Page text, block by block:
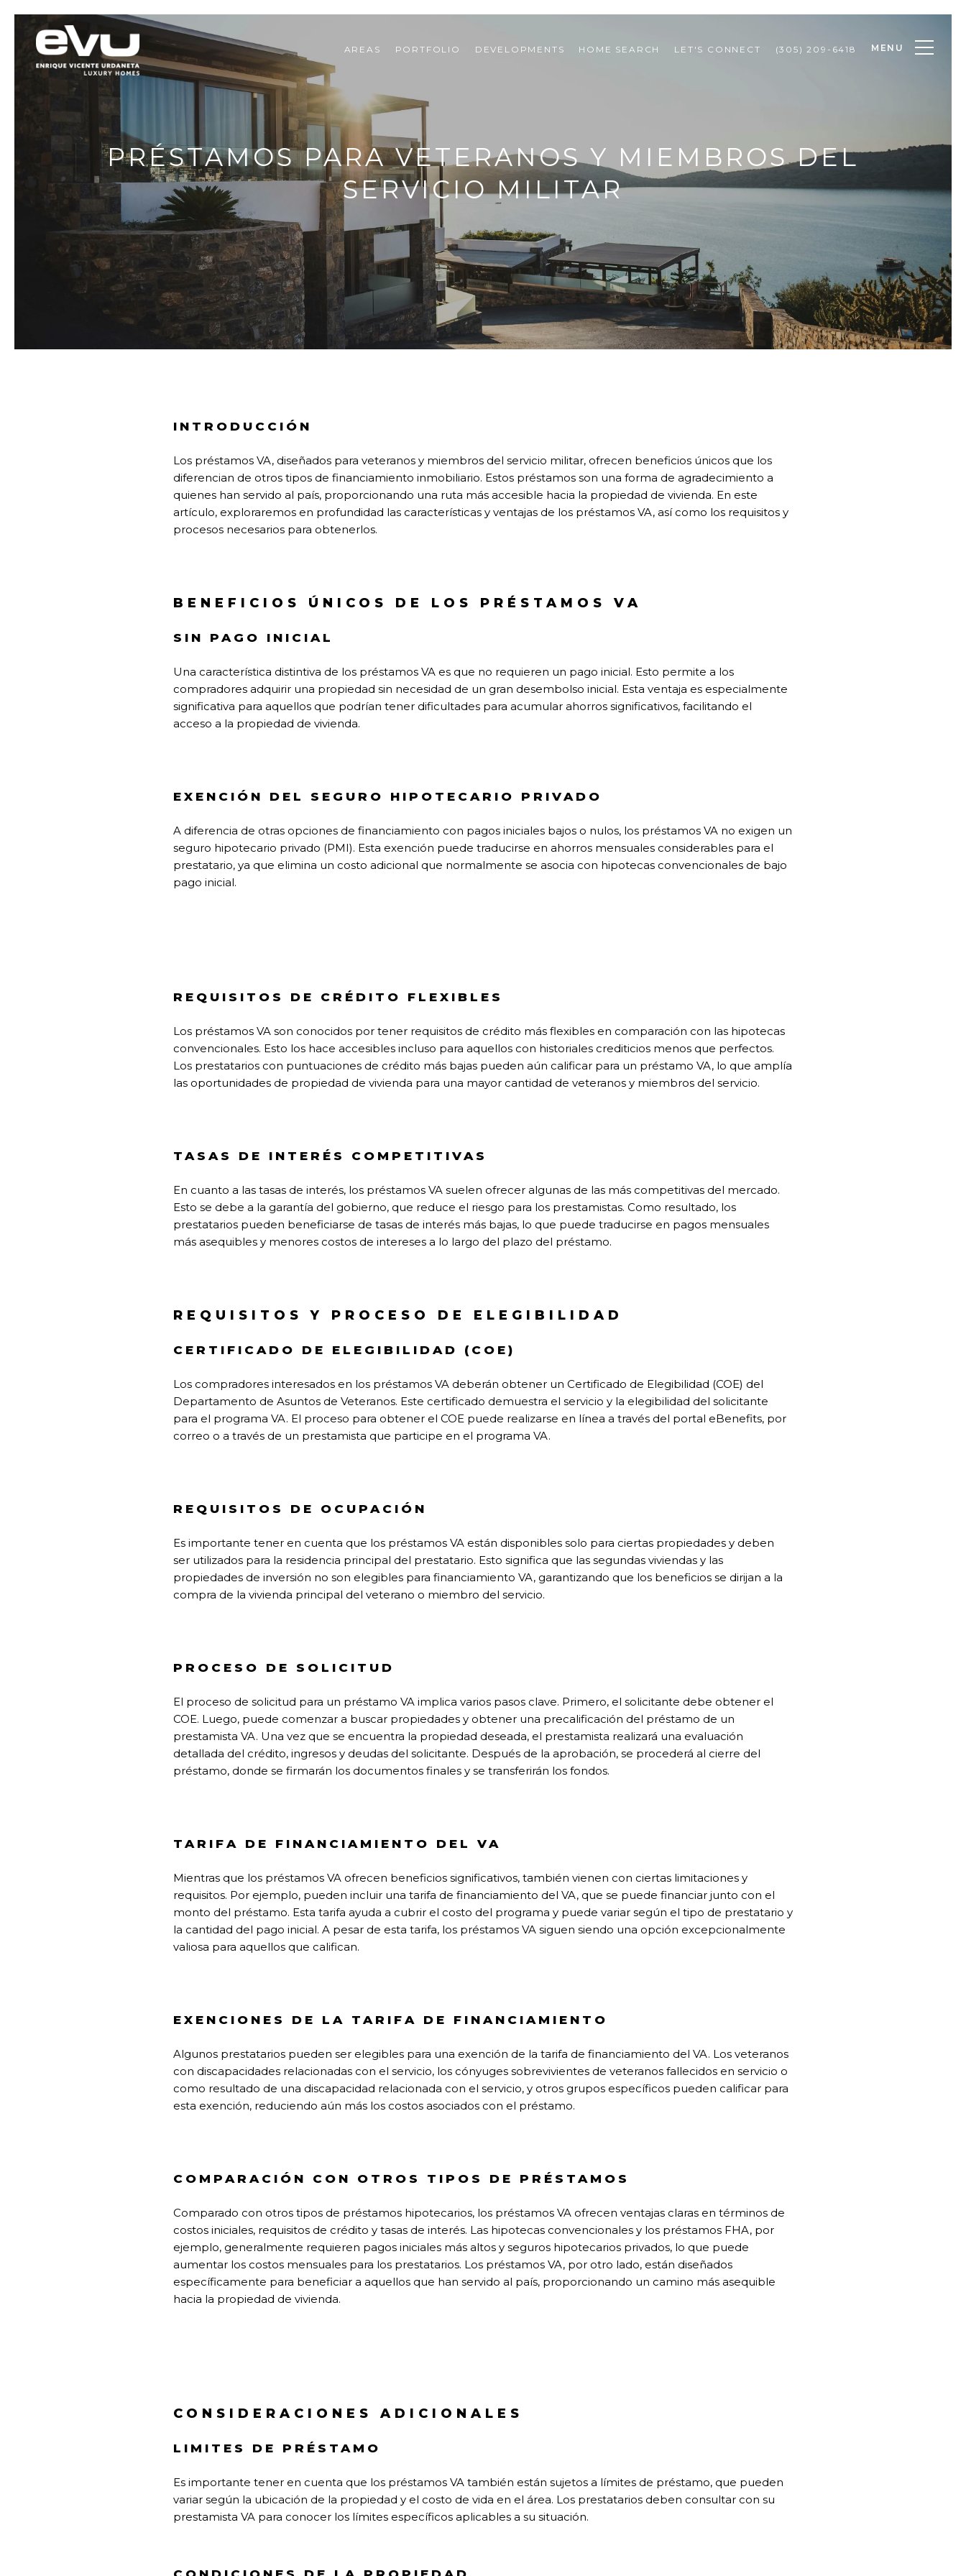
AREAS PORTFOLIO DEVELOPMENTS HOME SEARCH LET'S CONNECT (305) 209-6418 MENU
PRÉSTAMOS PARA VETERANOS Y MIEMBROS DEL
SERVICIO MILITAR
INTRODUCCIÓN
Los préstamos VA, diseñados para veteranos y miembros del servicio militar, ofrecen beneficios únicos que los
diferencian de otros tipos de financiamiento inmobiliario. Estos préstamos son una forma de agradecimiento a
quienes han servido al país, proporcionando una ruta más accesible hacia la propiedad de vivienda. En este
artículo, exploraremos en profundidad las características y ventajas de los préstamos VA, así como los requisitos y
procesos necesarios para obtenerlos.
BENEFICIOS ÚNICOS DE LOS PRÉSTAMOS VA
SIN PAGO INICIAL
Una característica distintiva de los préstamos VA es que no requieren un pago inicial. Esto permite a los
compradores adquirir una propiedad sin necesidad de un gran desembolso inicial. Esta ventaja es especialmente
significativa para aquellos que podrían tener dificultades para acumular ahorros significativos, facilitando el
acceso a la propiedad de vivienda.
EXENCIÓN DEL SEGURO HIPOTECARIO PRIVADO
A diferencia de otras opciones de financiamiento con pagos iniciales bajos o nulos, los préstamos VA no exigen un
seguro hipotecario privado (PMI). Esta exención puede traducirse en ahorros mensuales considerables para el
prestatario, ya que elimina un costo adicional que normalmente se asocia con hipotecas convencionales de bajo
pago inicial.
REQUISITOS DE CRÉDITO FLEXIBLES
Los préstamos VA son conocidos por tener requisitos de crédito más flexibles en comparación con las hipotecas
convencionales. Esto los hace accesibles incluso para aquellos con historiales crediticios menos que perfectos.
Los prestatarios con puntuaciones de crédito más bajas pueden aún calificar para un préstamo VA, lo que amplía
las oportunidades de propiedad de vivienda para una mayor cantidad de veteranos y miembros del servicio.
TASAS DE INTERÉS COMPETITIVAS
En cuanto a las tasas de interés, los préstamos VA suelen ofrecer algunas de las más competitivas del mercado.
Esto se debe a la garantía del gobierno, que reduce el riesgo para los prestamistas. Como resultado, los
prestatarios pueden beneficiarse de tasas de interés más bajas, lo que puede traducirse en pagos mensuales
más asequibles y menores costos de intereses a lo largo del plazo del préstamo.
REQUISITOS Y PROCESO DE ELEGIBILIDAD
CERTIFICADO DE ELEGIBILIDAD (COE)
Los compradores interesados en los préstamos VA deberán obtener un Certificado de Elegibilidad (COE) del
Departamento de Asuntos de Veteranos. Este certificado demuestra el servicio y la elegibilidad del solicitante
para el programa VA. El proceso para obtener el COE puede realizarse en línea a través del portal eBenefits, por
correo o a través de un prestamista que participe en el programa VA.
REQUISITOS DE OCUPACIÓN
Es importante tener en cuenta que los préstamos VA están disponibles solo para ciertas propiedades y deben
ser utilizados para la residencia principal del prestatario. Esto significa que las segundas viviendas y las
propiedades de inversión no son elegibles para financiamiento VA, garantizando que los beneficios se dirijan a la
compra de la vivienda principal del veterano o miembro del servicio.
PROCESO DE SOLICITUD
El proceso de solicitud para un préstamo VA implica varios pasos clave. Primero, el solicitante debe obtener el
COE. Luego, puede comenzar a buscar propiedades y obtener una precalificación del préstamo de un
prestamista VA. Una vez que se encuentra la propiedad deseada, el prestamista realizará una evaluación
detallada del crédito, ingresos y deudas del solicitante. Después de la aprobación, se procederá al cierre del
préstamo, donde se firmarán los documentos finales y se transferirán los fondos.
TARIFA DE FINANCIAMIENTO DEL VA
Mientras que los préstamos VA ofrecen beneficios significativos, también vienen con ciertas limitaciones y
requisitos. Por ejemplo, pueden incluir una tarifa de financiamiento del VA, que se puede financiar junto con el
monto del préstamo. Esta tarifa ayuda a cubrir el costo del programa y puede variar según el tipo de prestatario y
la cantidad del pago inicial. A pesar de esta tarifa, los préstamos VA siguen siendo una opción excepcionalmente
valiosa para aquellos que califican.
EXENCIONES DE LA TARIFA DE FINANCIAMIENTO
Algunos prestatarios pueden ser elegibles para una exención de la tarifa de financiamiento del VA. Los veteranos
con discapacidades relacionadas con el servicio, los cónyuges sobrevivientes de veteranos fallecidos en servicio o
como resultado de una discapacidad relacionada con el servicio, y otros grupos específicos pueden calificar para
esta exención, reduciendo aún más los costos asociados con el préstamo.
COMPARACIÓN CON OTROS TIPOS DE PRÉSTAMOS
Comparado con otros tipos de préstamos hipotecarios, los préstamos VA ofrecen ventajas claras en términos de
costos iniciales, requisitos de crédito y tasas de interés. Las hipotecas convencionales y los préstamos FHA, por
ejemplo, generalmente requieren pagos iniciales más altos y seguros hipotecarios privados, lo que puede
aumentar los costos mensuales para los prestatarios. Los préstamos VA, por otro lado, están diseñados
específicamente para beneficiar a aquellos que han servido al país, proporcionando un camino más asequible
hacia la propiedad de vivienda.
CONSIDERACIONES ADICIONALES
LIMITES DE PRÉSTAMO
Es importante tener en cuenta que los préstamos VA también están sujetos a límites de préstamo, que pueden
variar según la ubicación de la propiedad y el costo de vida en el área. Los prestatarios deben consultar con su
prestamista VA para conocer los límites específicos aplicables a su situación.